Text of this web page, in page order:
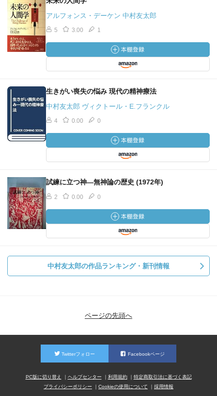
アルフォンス・デーケン 中村友太郎
5 3.00 1
生きがい喪失の悩み 現代の精神療法
中村友太郎 ヴィクトール・E.フランクル
4 0.00 0
試練に立つ神―無神論の歴史 (1972年)
2 0.00 0
中村友太郎の作品ランキング・新刊情報
ページの先頭へ
Twitterフォロー Facebookページ
PC版に切り替え ヘルプセンター 利用規約
特定商取引法に基づく表記
プライバシーポリシー
Cookieの使用について 採用情報